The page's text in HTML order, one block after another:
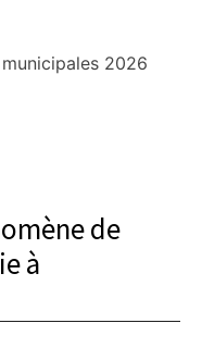
2026
de
à